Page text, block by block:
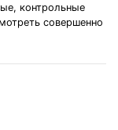
контрольные
совершенно